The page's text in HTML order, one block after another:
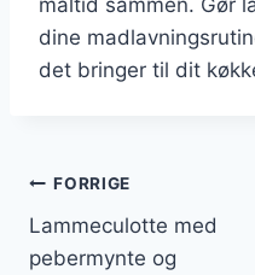
dine
det bringer til dit
FORRIGE
Lammeculotte med
pebermynte og